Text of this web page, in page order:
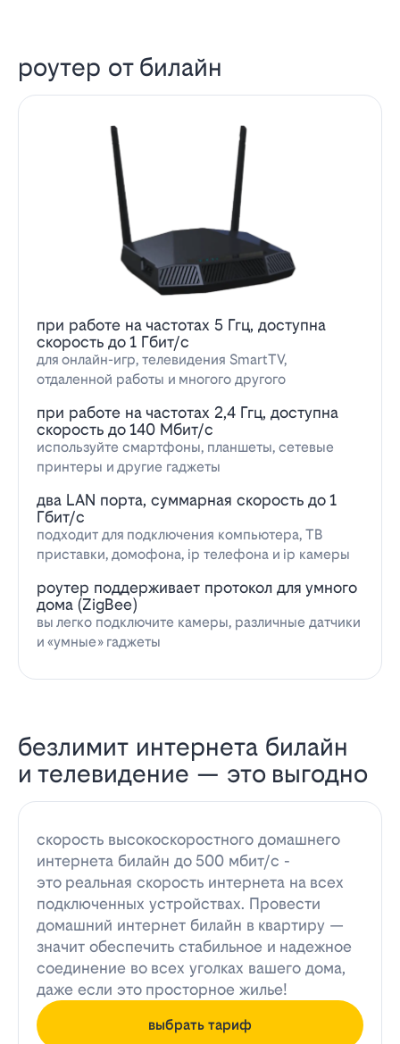
роутер от билайн
при работе на частотах 5 Ггц, доступна
скорость до 1 Гбит/с
для онлайн-игр, телевидения SmartTV,
отдаленной работы и многого другого
при работе на частотах 2,4 Ггц, доступна
скорость до 140 Мбит/с
используйте смартфоны, планшеты, сетевые
принтеры и другие гаджеты
два LAN порта, суммарная скорость до 1
Гбит/с
подходит для подключения компьютера, ТВ
приставки, домофона, ip телефона и ip камеры
роутер поддерживает протокол для умного
дома (ZigBee)
вы легко подключите камеры, различные датчики
и «умные» гаджеты
безлимит интернета билайн
и телевидение — это выгодно
скорость высокоскоростного домашнего
интернета билайн до 500 мбит/с -
это реальная скорость интернета на всех
подключенных устройствах. Провести
домашний интернет билайн в квартиру —
значит обеспечить стабильное и надежное
соединение во всех уголках вашего дома,
даже если это просторное жилье!
выбрать тариф